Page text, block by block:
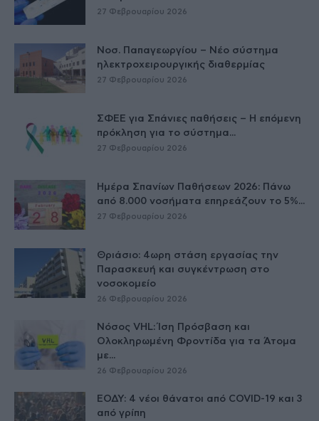
27 Φεβρουαρίου 2026
Νοσ. Παπαγεωργίου – Νέο σύστημα
ηλεκτροχειρουργικής διαθερμίας
27 Φεβρουαρίου 2026
ΣΦΕΕ για Σπάνιες παθήσεις – Η επόμενη
πρόκληση για το σύστημα...
27 Φεβρουαρίου 2026
Ημέρα Σπανίων Παθήσεων 2026: Πάνω
από 8.000 νοσήματα επηρεάζουν το 5%...
27 Φεβρουαρίου 2026
Θριάσιο: 4ωρη στάση εργασίας την
Παρασκευή και συγκέντρωση στο
νοσοκομείο
26 Φεβρουαρίου 2026
Νόσος VHL: Ίση Πρόσβαση και
Ολοκληρωμένη Φροντίδα για τα Άτομα
με...
26 Φεβρουαρίου 2026
ΕΟΔΥ: 4 νέοι θάνατοι από COVID-19 και 3
από γρίπη